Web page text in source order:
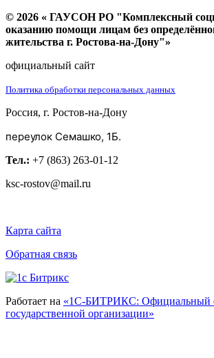
© 2026 « ГАУСОН РО "Комплексный
оказанию помощи лицам без
жительства г. Ростова-на-Дону"»
официальный сайт
Политика обработки персональных данных
Россия, г. Ростов-на-Дону
переулок Семашко, 1Б.
Тел.: +7 (863) 263-01-12
ksc-rostov@mail.ru
Карта сайта
Обратная связь
Работает на «1С-БИТРИКС: Официальный
государственной организации»